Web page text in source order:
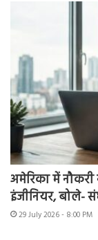
अमेरिका में नौकरी
इंजीनियर, बोले-
29 July 2026 - 8:00 PM